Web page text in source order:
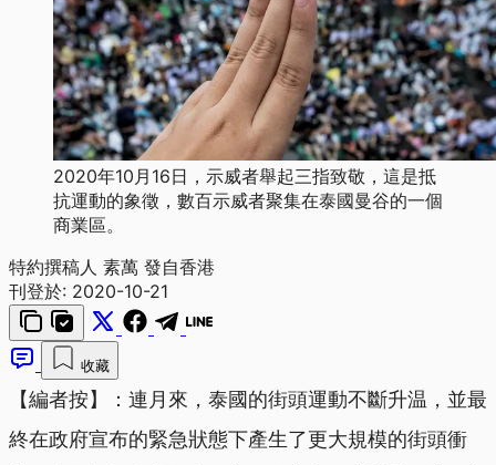
2020年10月16日，示威者舉起三指致敬，這是抵
抗運動的象徵，數百示威者聚集在泰國曼谷的一個
商業區。
特約撰稿人 素萬 發自香港
刊登於: 2020-10-21
收藏
【編者按】：連月來，泰國的街頭運動不斷升温，並最
終在政府宣布的緊急狀態下產生了更大規模的街頭衝